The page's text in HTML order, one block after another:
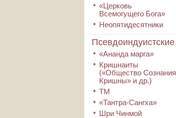
«Церковь
Всемогущего Бога»
Неопятидесятники
Псевдоиндуистские
«Ананда марга»
Кришнаиты
(«Общество Сознания
Кришны» и др.)
ТМ
«Тантра-Сангха»
Шри Чинмой